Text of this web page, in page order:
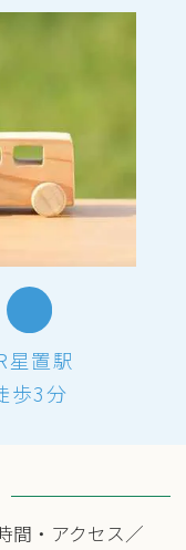
星置駅
歩3分
間・アクセス／